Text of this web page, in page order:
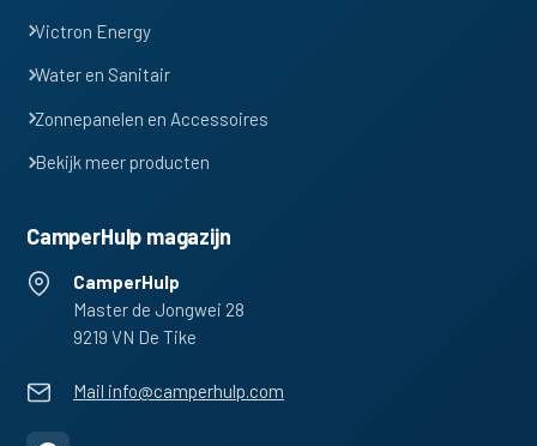
Victron Energy
Water en Sanitair
Zonnepanelen en Accessoires
Bekijk meer producten
CamperHulp magazijn
CamperHulp
Master de Jongwei 28
9219 VN De Tike
Mail info@camperhulp.com